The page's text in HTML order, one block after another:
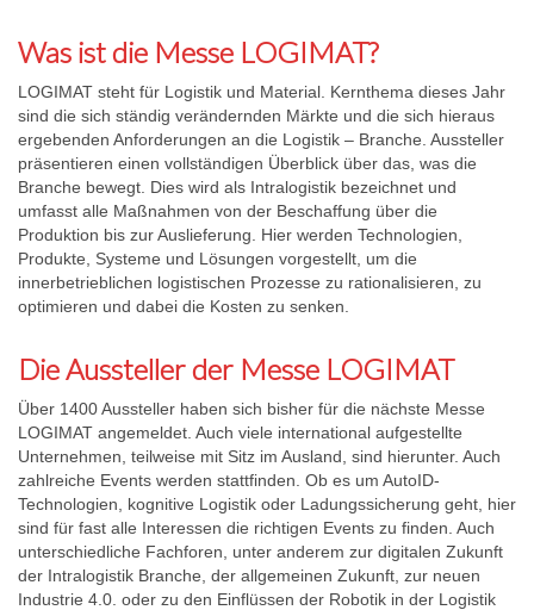
Was ist die Messe LOGIMAT?
LOGIMAT steht für Logistik und Material. Kernthema dieses Jahr
sind die sich ständig verändernden Märkte und die sich hieraus
ergebenden Anforderungen an die Logistik – Branche. Aussteller
präsentieren einen vollständigen Überblick über das, was die
Branche bewegt. Dies wird als Intralogistik bezeichnet und
umfasst alle Maßnahmen von der Beschaffung über die
Produktion bis zur Auslieferung. Hier werden Technologien,
Produkte, Systeme und Lösungen vorgestellt, um die
innerbetrieblichen logistischen Prozesse zu rationalisieren, zu
optimieren und dabei die Kosten zu senken.
Die Aussteller der Messe LOGIMAT
Über 1400 Aussteller haben sich bisher für die nächste Messe
LOGIMAT angemeldet. Auch viele international aufgestellte
Unternehmen, teilweise mit Sitz im Ausland, sind hierunter. Auch
zahlreiche Events werden stattfinden. Ob es um AutoID-
Technologien, kognitive Logistik oder Ladungssicherung geht, hier
sind für fast alle Interessen die richtigen Events zu finden. Auch
unterschiedliche Fachforen, unter anderem zur digitalen Zukunft
der Intralogistik Branche, der allgemeinen Zukunft, zur neuen
Industrie 4.0. oder zu den Einflüssen der Robotik in der Logistik